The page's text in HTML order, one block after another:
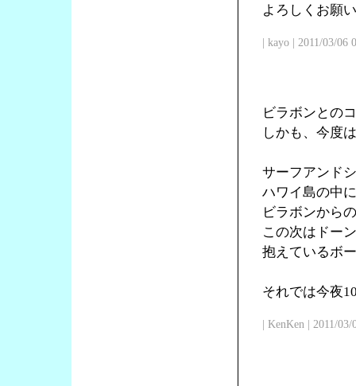
よろしくお願
| kayo | 2011/03/06
ビラボンとの
しかも、今度
サーフアンド
ハワイ島の中
ビラボンから
この次はドー
抱えているボ
それでは今夜
| KenKen | 2011/